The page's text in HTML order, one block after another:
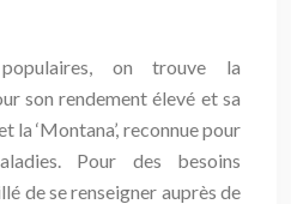
on trouve la
son rendement élevé et sa
la ‘Montana’, reconnue pour
Pour des besoins
de se renseigner auprès de